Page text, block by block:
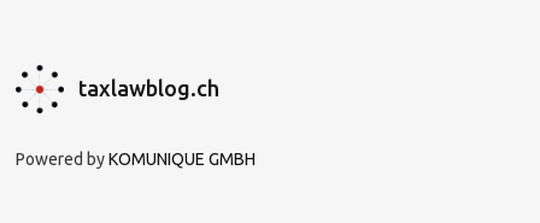
taxlawblog.ch
Powered byKOMUNIQUE GMBH